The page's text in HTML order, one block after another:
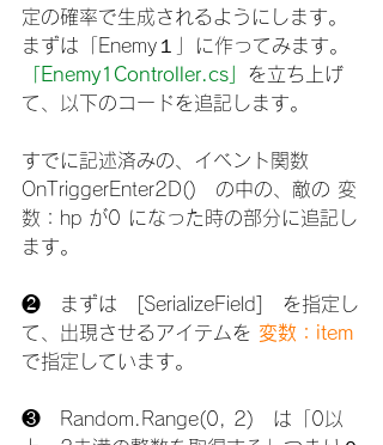
定の確率で生成されるようにします。
まずは「Enemy１」に作ってみます。
「Enemy1Controller.cs」 を立ち上げ
て、以下のコードを追記します。
すでに記述済みの、イベント関数
OnTriggerEnter2D()　の中の、敵の 変
数：hp が0 になった時の部分に追記し
ます。
❷　まずは　[SerializeField]　を指定し
て、出現させるアイテムを 変数：item
で指定しています。
❸　Random.Range(0, 2)　は「0以